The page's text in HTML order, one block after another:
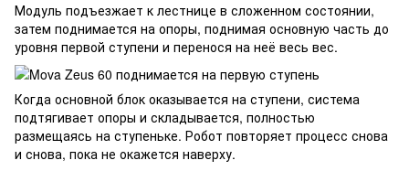
Модуль подъезжает к лестнице в сложенном состоянии,
затем поднимается на опоры, поднимая основную часть до
уровня первой ступени и перенося на неё весь вес.
Когда основной блок оказывается на ступени, система
подтягивает опоры и складывается, полностью
размещаясь на ступеньке. Робот повторяет процесс снова
и снова, пока не окажется наверху.